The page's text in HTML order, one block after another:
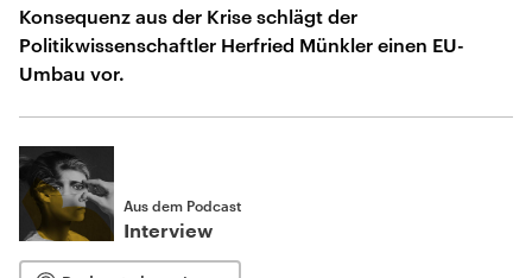
Konsequenz aus der Krise schlägt der
Politikwissenschaftler Herfried Münkler einen EU-
Umbau vor.
Aus dem Podcast
Interview